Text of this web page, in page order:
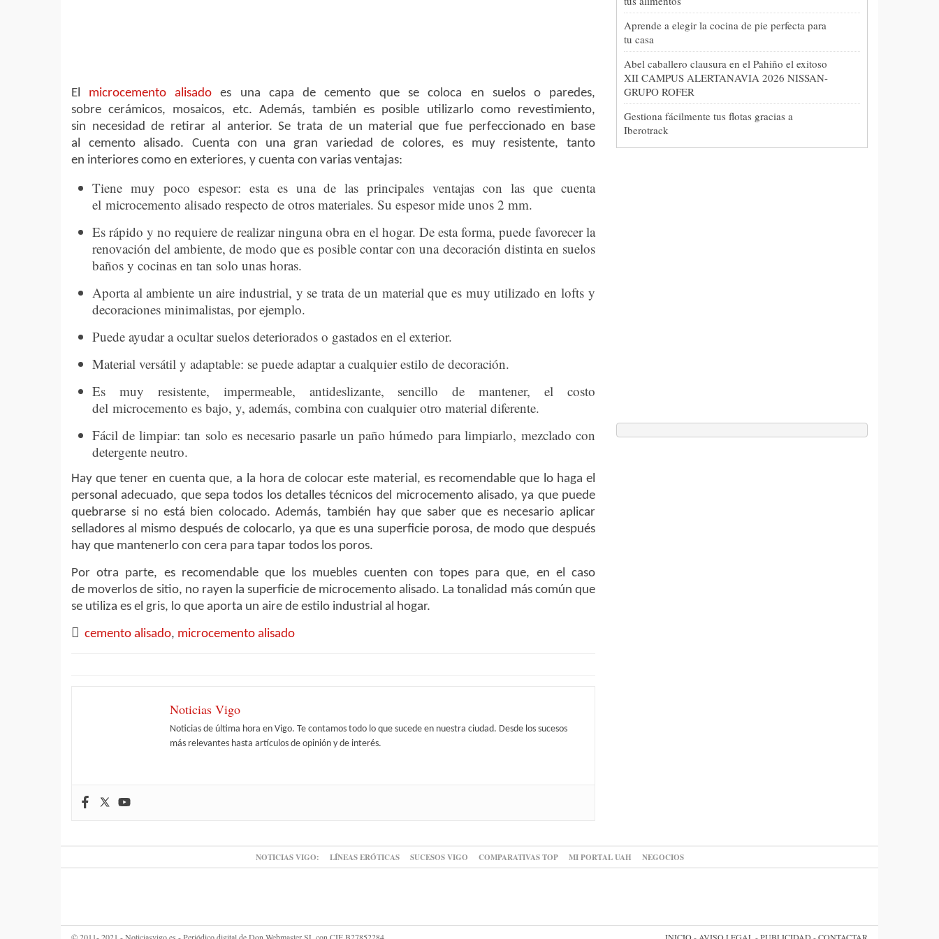
El microcemento alisado es una capa de cemento que se coloca en suelos o paredes,
sobre cerámicos, mosaicos, etc. Además, también es posible utilizarlo como revestimiento,
sin necesidad de retirar al anterior. Se trata de un material que fue perfeccionado en base
al cemento alisado. Cuenta con una gran variedad de colores, es muy resistente, tanto
en interiores como en exteriores, y cuenta con varias ventajas:
Tiene muy poco espesor: esta es una de las principales ventajas con las que cuenta
el microcemento alisado respecto de otros materiales. Su espesor mide unos 2 mm.
Es rápido y no requiere de realizar ninguna obra en el hogar. De esta forma, puede favorecer la
renovación del ambiente, de modo que es posible contar con una decoración distinta en suelos
baños y cocinas en tan solo unas horas.
Aporta al ambiente un aire industrial, y se trata de un material que es muy utilizado en lofts y
decoraciones minimalistas, por ejemplo.
Puede ayudar a ocultar suelos deteriorados o gastados en el exterior.
Material versátil y adaptable: se puede adaptar a cualquier estilo de decoración.
Es muy resistente, impermeable, antideslizante, sencillo de mantener, el costo
del microcemento es bajo, y, además, combina con cualquier otro material diferente.
Fácil de limpiar: tan solo es necesario pasarle un paño húmedo para limpiarlo, mezclado con
detergente neutro.
Hay que tener en cuenta que, a la hora de colocar este material, es recomendable que lo haga el
personal adecuado, que sepa todos los detalles técnicos del microcemento alisado, ya que puede
quebrarse si no está bien colocado. Además, también hay que saber que es necesario aplicar
selladores al mismo después de colocarlo, ya que es una superficie porosa, de modo que después
hay que mantenerlo con cera para tapar todos los poros.
Por otra parte, es recomendable que los muebles cuenten con topes para que, en el caso
de moverlos de sitio, no rayen la superficie de microcemento alisado. La tonalidad más común que
se utiliza es el gris, lo que aporta un aire de estilo industrial al hogar.
cemento alisado, microcemento alisado
Noticias Vigo
Noticias de última hora en Vigo. Te contamos todo lo que sucede en nuestra ciudad. Desde los sucesos
más relevantes hasta artículos de opinión y de interés.
Aprende a elegir la cocina de pie perfecta para
tu casa
Abel caballero clausura en el Pahiño el exitoso
XII CAMPUS ALERTANAVIA 2026 NISSAN-
GRUPO ROFER
Gestiona fácilmente tus flotas gracias a
Iberotrack
NOTICIAS VIGO: LÍNEAS ERÓTICAS SUCESOS VIGO COMPARATIVAS TOP MI PORTAL UAH NEGOCIOS
© 2011- 2021 - Noticiasvigo.es - Periódico digital de Don Webmaster SL con CIF B27852284 INICIO- AVISO LEGAL -PUBLICIDAD -CONTACTAR